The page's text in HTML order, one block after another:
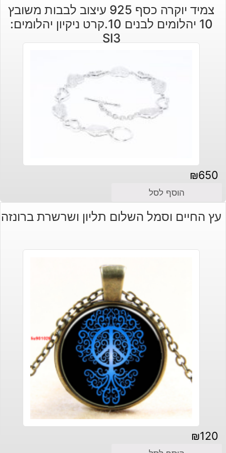
היה:
₪110.
הוא:
₪80.
צמיד יוקרה כסף 925 עיצוב לבבות משובץ
10 יהלומים לבנים 10.קרט ניקיון יהלומים:
SI3
₪650
הוסף לסל
עץ החיים וסמל השלום תליון ושרשרת ברונזה
₪120